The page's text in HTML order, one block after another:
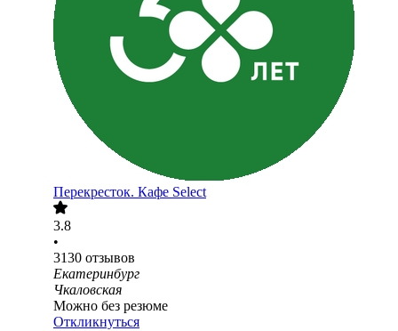
Перекресток. Кафе Select
3.8
•
3130 отзывов
Екатеринбург
Чкаловская
Можно без резюме
Откликнуться